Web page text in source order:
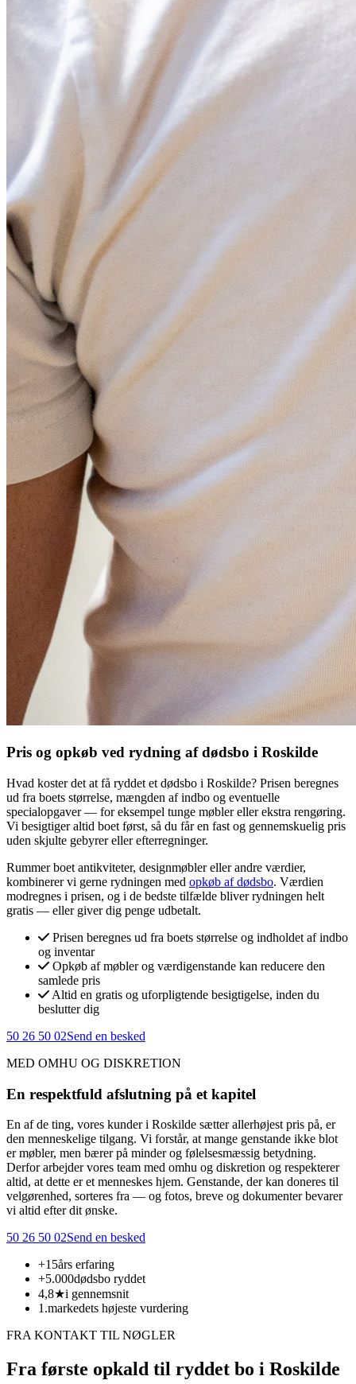
Pris og opkøb ved rydning af dødsbo i Roskilde
Hvad koster det at få ryddet et dødsbo i Roskilde? Prisen beregnes
ud fra boets størrelse, mængden af indbo og eventuelle
specialopgaver — for eksempel tunge møbler eller ekstra rengøring.
Vi besigtiger altid boet først, så du får en fast og gennemskuelig pris
uden skjulte gebyrer eller efterregninger.
Rummer boet antikviteter, designmøbler eller andre værdier,
kombinerer vi gerne rydningen med opkøb af dødsbo. Værdien
modregnes i prisen, og i de bedste tilfælde bliver rydningen helt
gratis — eller giver dig penge udbetalt.
Prisen beregnes ud fra boets størrelse og indholdet af indbo
og inventar
Opkøb af møbler og værdigenstande kan reducere den
samlede pris
Altid en gratis og uforpligtende besigtigelse, inden du
beslutter dig
50 26 50 02Send en besked
MED OMHU OG DISKRETION
En respektfuld afslutning på et kapitel
En af de ting, vores kunder i Roskilde sætter allerhøjest pris på, er
den menneskelige tilgang. Vi forstår, at mange genstande ikke blot
er møbler, men bærer på minder og følelsesmæssig betydning.
Derfor arbejder vores team med omhu og diskretion og respekterer
altid, at dette er et menneskes hjem. Genstande, der kan doneres til
velgørenhed, sorteres fra — og fotos, breve og dokumenter bevarer
vi altid efter dit ønske.
50 26 50 02Send en besked
+15års erfaring
+5.000dødsbo ryddet
4,8★i gennemsnit
1.markedets højeste vurdering
FRA KONTAKT TIL NØGLER
Fra første opkald til ryddet bo i Roskilde